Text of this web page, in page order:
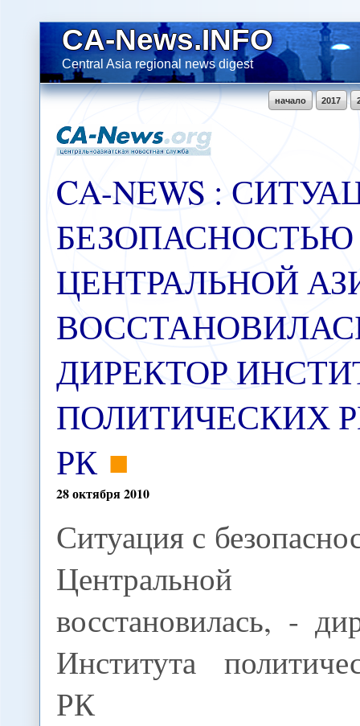
CA-News.INFO
Central Asia regional news digest
2017
начало
CA-NEWS :
БЕЗОПАСНОСТЬЮ
ЦЕНТРАЛЬНОЙ
ДИРЕКТОР
ПОЛИТИЧЕСКИХ
РК
28октября2010
Ситуация с
Центральной
восстановилась, -
Института
РК